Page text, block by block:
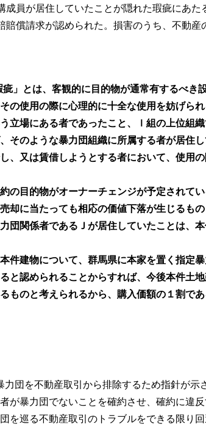
成員が居住していたことが隠れた瑕疵にあ
賠償請求が認められた。損害のうち、不動
」とは、客観的に目的物が通常有するべ
の使用の際に心理的に十全な使用を妨げら
立場にある者であったこと、ｌ組の上位組
そのような暴力団組織に所属する者が居住
、又は賃借しようとする者において、使用
の目的物がオーナーチェンジが予定されて
却に当たっても相応の価値下落が生じるもの
団関係者であるＪが居住していたことは、
件建物について、群馬県に本家を置く指定
と認められることからすれば、今後本件土
ものと考えられるから、購入価額の１割で
団を不動産取引から排除するため指針が示
が暴力団でないことを確約させ、確約に違
を巡る不動産取引のトラブルをできる限り